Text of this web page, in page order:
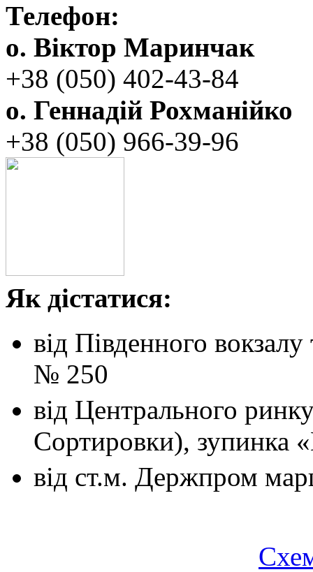
Телефон:
о. Віктор Маринчак
+38 (050)‭ 402-43-84
о. Геннадій Рохманійко
+38 (050)‭ ‬966-39-96
Як дістатися:
від Південного вокзалу
№ 250
від Центрального
Сортировки), зупинка
від ст.м. Держпром